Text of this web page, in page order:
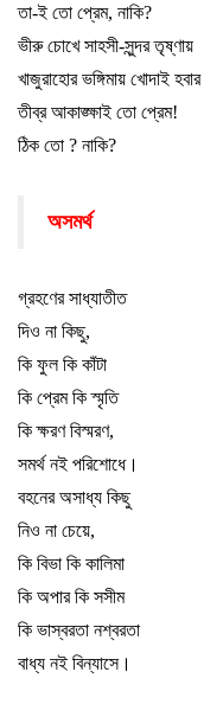
তা-ই তো প্রেম, নাকি?
ভীরু চোখে সাহসী-সুন্দর তৃষ্ণায়
খাজুরাহোর ভঙ্গিমায় খোদাই হবার
তীব্র আকাঙ্ক্ষাই তো প্রেম!
ঠিক তো ? নাকি?
অসমর্থ
গ্রহণের সাধ্যাতীত
দিও না কিছু,
কি ফুল কি কাঁটা
কি প্রেম কি স্মৃতি
কি ক্ষরণ বিস্মরণ,
সমর্থ নই পরিশোধে।
বহনের অসাধ্য কিছু
নিও না চেয়ে,
কি বিভা কি কালিমা
কি অপার কি সসীম
কি ভাস্বরতা নশ্বরতা
বাধ্য নই বিন্যাসে।